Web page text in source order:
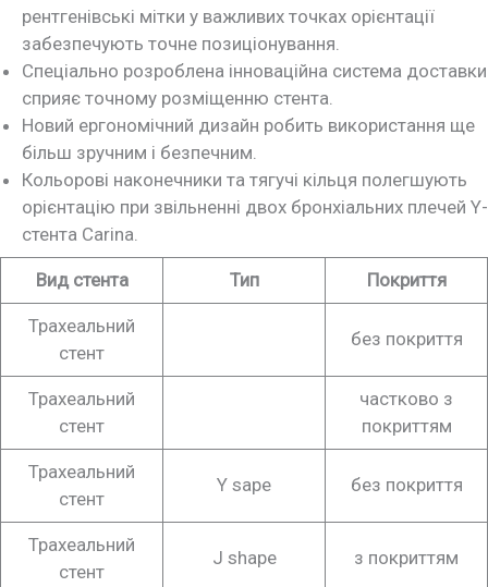
рентгенівські мітки у важливих точках орієнтації
забезпечують точне позиціонування.
Спеціально розроблена інноваційна система доставки
сприяє точному розміщенню стента.
Новий ергономічний дизайн робить використання ще
більш зручним і безпечним.
Кольорові наконечники та тягучі кільця полегшують
орієнтацію при звільненні двох бронхіальних плечей Y-
стента Carina.
Вид стента Тип Покриття
Трахеальний
стент
без покриття
Трахеальний
стент
частково з
покриттям
Трахеальний
стент
Y sape без покриття
Трахеальний
стент
J shape з покриттям